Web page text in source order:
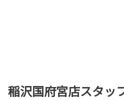
稲沢国府宮店スタッ